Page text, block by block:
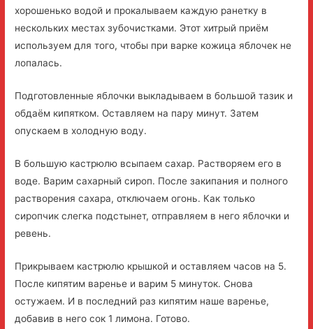
хорошенько водой и прокалываем каждую ранетку в
нескольких местах зубочистками. Этот хитрый приём
используем для того, чтобы при варке кожица яблочек не
лопалась.
Подготовленные яблочки выкладываем в большой тазик и
обдаём кипятком. Оставляем на пару минут. Затем
опускаем в холодную воду.
В большую кастрюлю всыпаем сахар. Растворяем его в
воде. Варим сахарный сироп. После закипания и полного
растворения сахара, отключаем огонь. Как только
сиропчик слегка подстынет, отправляем в него яблочки и
ревень.
Прикрываем кастрюлю крышкой и оставляем часов на 5.
После кипятим варенье и варим 5 минуток. Снова
остужаем. И в последний раз кипятим наше варенье,
добавив в него сок 1 лимона. Готово.